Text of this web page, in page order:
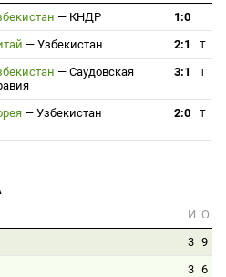
— КНДР
1:0
— Узбекистан 2:1 T
— Саудовская
3:1 T
— Узбекистан 2:0 T
И О
3 9
3 6